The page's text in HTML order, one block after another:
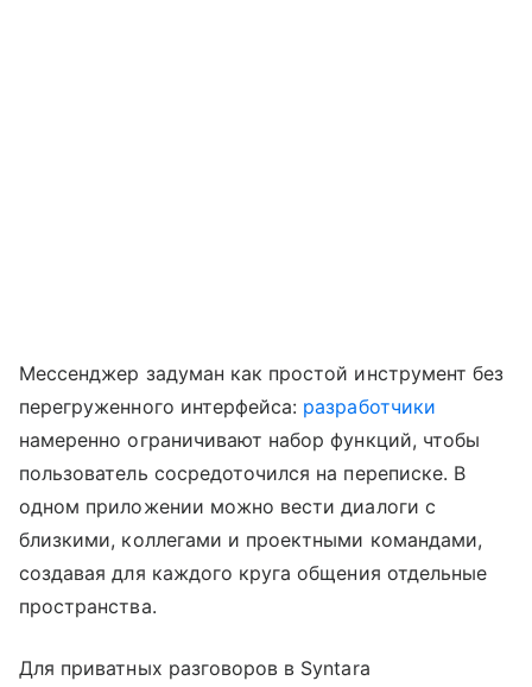
Мессенджер задуман как простой инструмент без
перегруженного интерфейса: разработчики
намеренно ограничивают набор функций, чтобы
пользователь сосредоточился на переписке. В
одном приложении можно вести диалоги с
близкими, коллегами и проектными командами,
создавая для каждого круга общения отдельные
пространства.
Для приватных разговоров в Syntara